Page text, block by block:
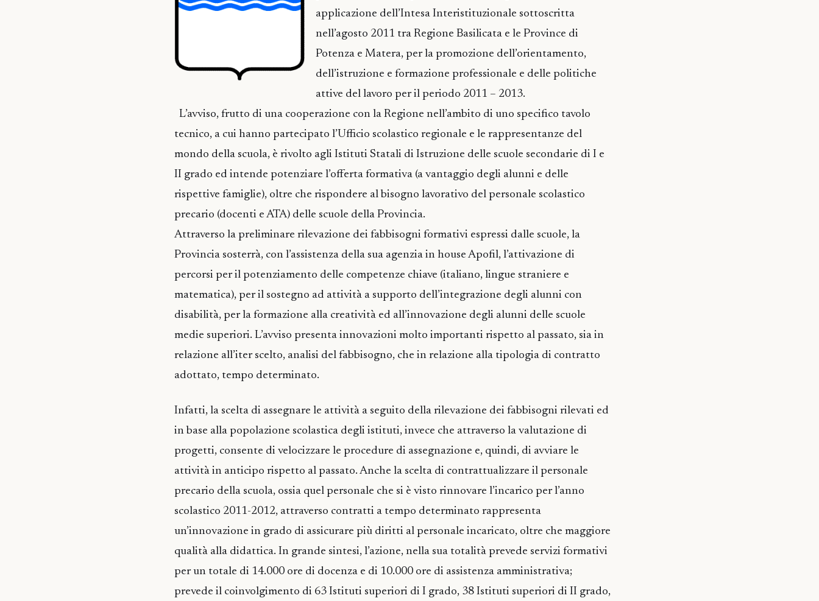
applicazione dell’Intesa Interistituzionale sottoscritta
nell’agosto 2011 tra Regione Basilicata e le Province di
Potenza e Matera, per la promozione dell’orientamento,
dell’istruzione e formazione professionale e delle politiche
attive del lavoro per il periodo 2011 – 2013.
L’avviso, frutto di una cooperazione con la Regione nell’ambito di uno specifico tavolo
tecnico, a cui hanno partecipato l’Ufficio scolastico regionale e le rappresentanze del
mondo della scuola, è rivolto agli Istituti Statali di Istruzione delle scuole secondarie di I e
II grado ed intende potenziare l’offerta formativa (a vantaggio degli alunni e delle
rispettive famiglie), oltre che rispondere al bisogno lavorativo del personale scolastico
precario (docenti e ATA) delle scuole della Provincia.
Attraverso la preliminare rilevazione dei fabbisogni formativi espressi dalle scuole, la
Provincia sosterrà, con l’assistenza della sua agenzia in house Apofil, l’attivazione di
percorsi per il potenziamento delle competenze chiave (italiano, lingue straniere e
matematica), per il sostegno ad attività a supporto dell’integrazione degli alunni con
disabilità, per la formazione alla creatività ed all’innovazione degli alunni delle scuole
medie superiori. L’avviso presenta innovazioni molto importanti rispetto al passato, sia in
relazione all’iter scelto, analisi del fabbisogno, che in relazione alla tipologia di contratto
adottato, tempo determinato.
Infatti, la scelta di assegnare le attività a seguito della rilevazione dei fabbisogni rilevati ed
in base alla popolazione scolastica degli istituti, invece che attraverso la valutazione di
progetti, consente di velocizzare le procedure di assegnazione e, quindi, di avviare le
attività in anticipo rispetto al passato. Anche la scelta di contrattualizzare il personale
precario della scuola, ossia quel personale che si è visto rinnovare l’incarico per l’anno
scolastico 2011-2012, attraverso contratti a tempo determinato rappresenta
un’innovazione in grado di assicurare più diritti al personale incaricato, oltre che maggiore
qualità alla didattica. In grande sintesi, l’azione, nella sua totalità prevede servizi formativi
per un totale di 14.000 ore di docenza e di 10.000 ore di assistenza amministrativa;
prevede il coinvolgimento di 63 Istituti superiori di I grado, 38 Istituti superiori di II grado,